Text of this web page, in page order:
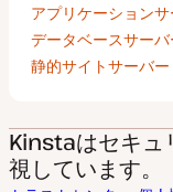
アプリケーション
データベースサーバ
静的サイトサーバー
Kinstaはセキュ
視しています。